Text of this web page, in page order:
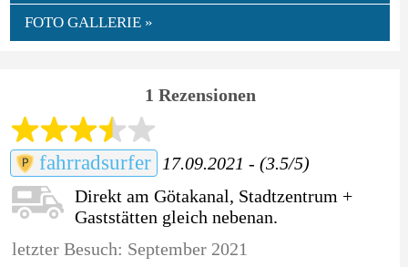
FOTO GALLERIE »
1 Rezensionen
fahrradsurfer
17.09.2021 - (3.5/5)
Direkt am Götakanal, Stadtzentrum +
Gaststätten gleich nebenan.
letzter Besuch: September 2021